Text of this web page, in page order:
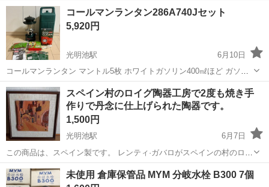
大阪 和泉市 その他
コールマンランタン286A740Jセット
5,920円
光明池駅
6月10日
コールマンランタン マントル5枚 ホワイトガソリン400㎖ほど ガソリ
ンリムーバー フィルターファンネル 中古品ですのでご理解いただける
方 取りに来ていただける方 よろしくお願いします 近隣の方お届け可
能です
大阪 堺市 光明池駅 その他 ランタン
スペイン村のロイグ陶器工房で2度も焼き手
作りで丹念に仕上げられた陶器です。
1,500円
光明池駅
6月7日
この商品は、スペイン製です。 レンティ·ガバロがスペインの村のロイ
グ陶器工房で作製したもの。 製作1~700までのNO,がつけられてい
る。 ナバーラとバスク地方の街の風景がモチーフとなっており 粘土で
大阪 和泉市 光明池駅 その他 スペイン村
未使用 倉庫保管品 MYM 分岐水栓 B300 7個